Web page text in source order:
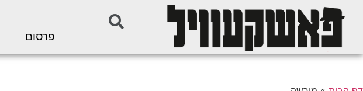
פרסום